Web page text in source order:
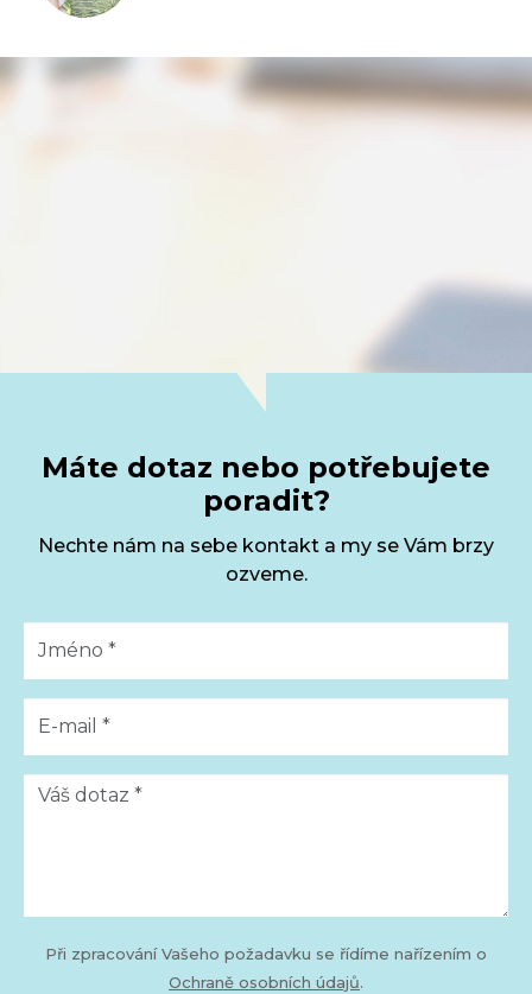
Máte dotaz nebo potřebujete
poradit?
Nechte nám na sebe kontakt a my se Vám brzy
ozveme.
Při zpracování Vašeho požadavku se řídíme nařízením o
Ochraně osobních údajů.